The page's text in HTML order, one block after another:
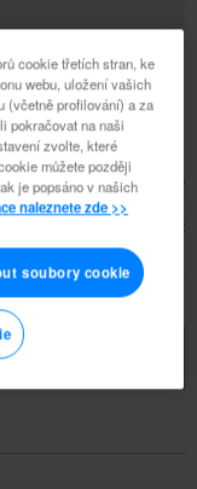
venku
04/04/2015
specifikuje, jak nabídnout
pravidla a předpisy,
obrovskou šanci uspět.
cookie třetích stran, ke
webu, uložení vašich
(včetně profilování) a za
pokračovat na naši
zvolte, které
můžete později
je popsáno v našich
naleznete zde >>
soubory cookie